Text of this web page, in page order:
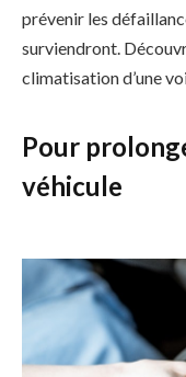
prévenir les
surviendront.
climatisation d’une
Pour
véhicule